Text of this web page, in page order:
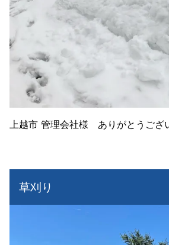
上越市 管理会社様 ありがとうござ
草刈り